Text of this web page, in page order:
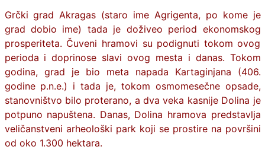
Grčki grad Akragas (staro ime Agrigenta, po kome je
grad dobio ime) tada je doživeo period ekonomskog
prosperiteta. Čuveni hramovi su podignuti tokom ovog
perioda i doprinose slavi ovog mesta i danas. Tokom
godina, grad je bio meta napada Kartaginjana (406.
godine p.n.e.) i tada je, tokom osmomesečne opsade,
stanovništvo bilo proterano, a dva veka kasnije Dolina je
potpuno napuštena. Danas, Dolina hramova predstavlja
veličanstveni arheološki park koji se prostire na površini
od oko 1.300 hektara.